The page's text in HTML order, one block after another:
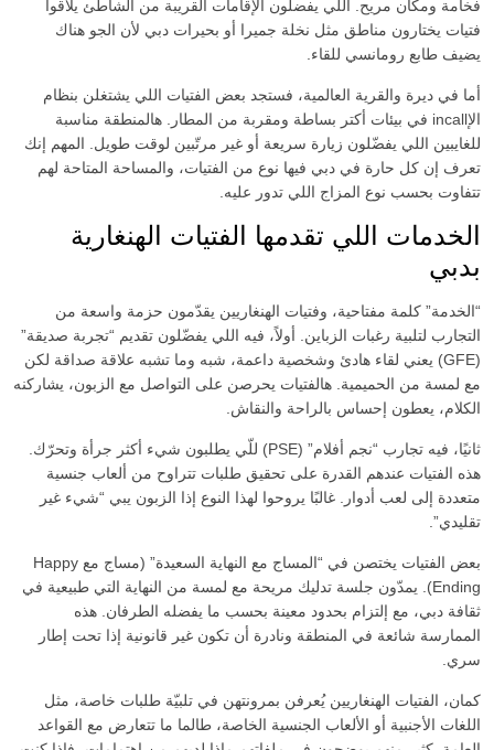
فخامة ومكان مريح. اللي يفضلون الإقامات القريبة من الشاطئ يلاقوا
فتيات يختارون مناطق مثل نخلة جميرا أو بحيرات دبي لأن الجو هناك
يضيف طابع رومانسي للقاء.
أما في ديرة والقرية العالمية، فستجد بعض الفتيات اللي يشتغلن بنظام
الإincall في بيئات أكتر بساطة ومقربة من المطار. هالمنطقة مناسبة
للغايبين اللي يفضّلون زيارة سريعة أو غير مرتّبين لوقت طويل. المهم إنك
تعرف إن كل حارة في دبي فيها نوع من الفتيات، والمساحة المتاحة لهم
تتفاوت بحسب نوع المزاج اللي تدور عليه.
الخدمات اللي تقدمها الفتيات الهنغارية
بدبي
“الخدمة” كلمة مفتاحية، وفتيات الهنغاريين يقدّمون حزمة واسعة من
التجارب لتلبية رغبات الزباين. أولاً، فيه اللي يفضّلون تقديم “تجربة صديقة”
(GFE) يعني لقاء هادئ وشخصية داعمة، شبه وما تشبه علاقة صداقة لكن
مع لمسة من الحميمية. هالفتيات يحرصن على التواصل مع الزبون، يشاركنه
الكلام، يعطون إحساس بالراحة والنقاش.
ثانيًا، فيه تجارب “نجم أفلام” (PSE) للّي يطلبون شيء أكثر جرأة وتحرّك.
هذه الفتيات عندهم القدرة على تحقيق طلبات تتراوح من ألعاب جنسية
متعددة إلى لعب أدوار. غالبًا يروحوا لهذا النوع إذا الزبون يبي “شيء غير
تقليدي”.
بعض الفتيات يختصن في “المساج مع النهاية السعيدة” (مساج مع Happy
Ending). يمدّون جلسة تدليك مريحة مع لمسة من النهاية التي طبيعية في
ثقافة دبي، مع إلتزام بحدود معينة بحسب ما يفضله الطرفان. هذه
الممارسة شائعة في المنطقة ونادرة أن تكون غير قانونية إذا تحت إطار
سري.
كمان، الفتيات الهنغاريين يُعرفن بمرونتهن في تلبيّة طلبات خاصة، مثل
اللغات الأجنبية أو الألعاب الجنسية الخاصة، طالما ما تتعارض مع القواعد
خضوع
ابتلاع
مع رجلين
العمر
الوزن
الطول
موثقة